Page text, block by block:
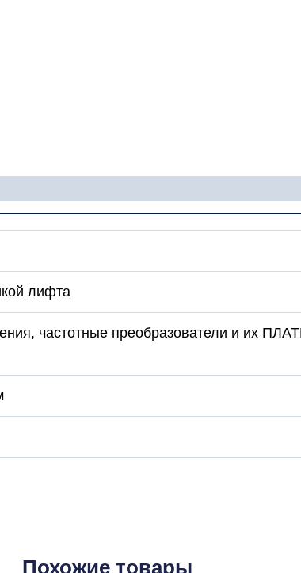
лифта
частотные преобразователи и их
Похожие товары